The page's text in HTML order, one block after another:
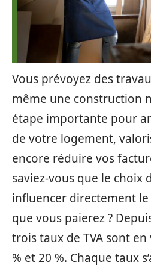
Vous prévoyez des
même une construction
étape importante pour
de votre logement,
encore réduire vos
saviez-vous que le choix
influencer directement
que vous paierez ?
trois taux de TVA sont en
% et 20 %. Chaque taux